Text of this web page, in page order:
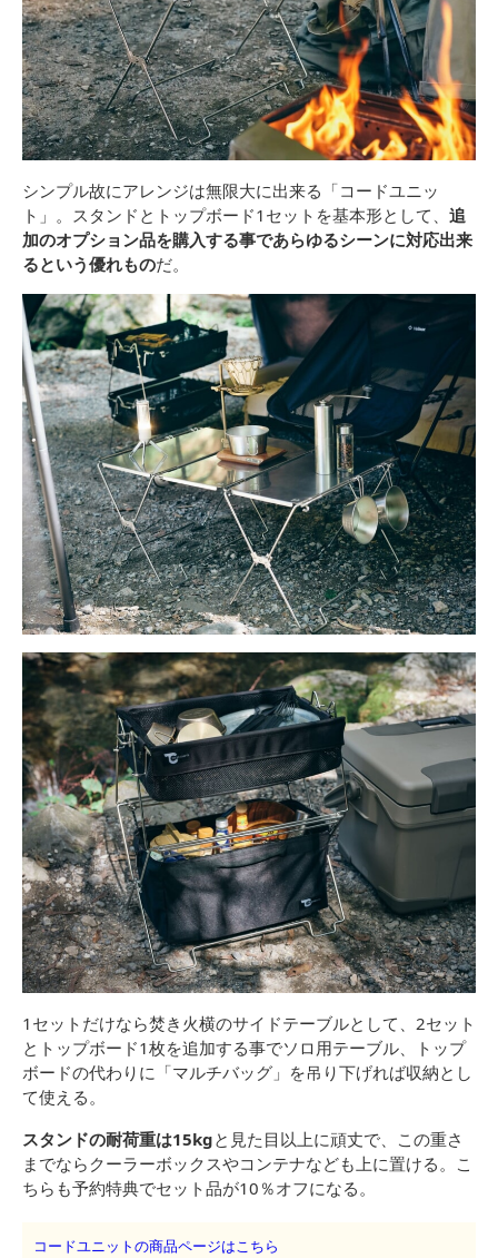
シンプル故にアレンジは無限大に出来る「コードユニッ
ト」。スタンドとトップボード1セットを基本形として、 追
加のオプション品を購入する事であらゆるシーンに対応出来
るという優れものだ。
1セットだけなら焚き火横のサイドテーブルとして、2セット
とトップボード1枚を追加する事でソロ用テーブル、トップ
ボードの代わりに「マルチバッグ」を吊り下げれば収納とし
て使える。
スタンドの耐荷重は15kgと見た目以上に頑丈で、この重さ
までならクーラーボックスやコンテナなども上に置ける。こ
ちらも予約特典でセット品が10％オフになる。
コードユニットの商品ページはこちら